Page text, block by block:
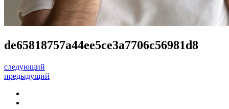
de65818757a44ee5ce3a7706c56981d8
следующий
предыдущий